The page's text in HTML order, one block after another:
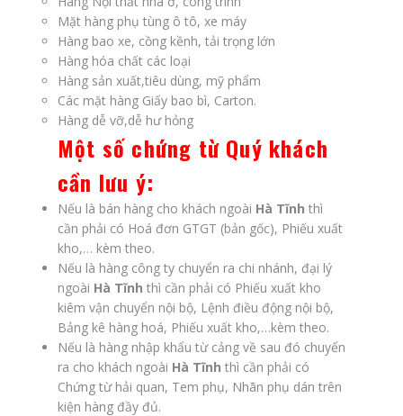
Mặt hàng phụ tùng ô tô, xe máy
Hàng bao xe, cồng kềnh, tải trọng lớn
Hàng hóa chất các loại
Hàng sản xuất,tiêu dùng, mỹ phẩm
Các mặt hàng Giấy bao bì, Carton.
Hàng dễ vỡ,dễ hư hỏng
Một số chứng từ Quý khách
cần lưu ý:
Nếu là bán hàng cho khách ngoài Hà Tĩnh thì
cần phải có Hoá đơn GTGT (bản gốc), Phiếu xuất
kho,… kèm theo.
Nếu là hàng công ty chuyển ra chi nhánh, đại lý
ngoài Hà Tĩnh thì cần phải có Phiếu xuất kho
kiêm vận chuyển nội bộ, Lệnh điều động nội bộ,
Bảng kê hàng hoá, Phiếu xuất kho,…kèm theo.
Nếu là hàng nhập khẩu từ cảng về sau đó chuyển
ra cho khách ngoài Hà Tĩnh thì cần phải có
Chứng từ hải quan, Tem phụ, Nhãn phụ dán trên
kiện hàng đầy đủ.